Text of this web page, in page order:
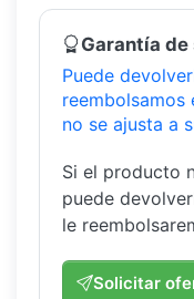
Garantía
Puede
no se ajusta a
Si el producto
puede
le
Solicitar